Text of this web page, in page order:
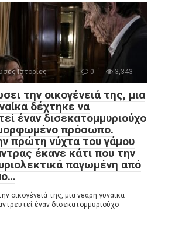
Ιστορίες 0 3,343
την οικογένειά της, μια
δέχτηκε να
έναν δισεκατομμυριούχο
πρόσωπο.
πρώτη νύχτα του γάμου
έκανε κάτι που την
παγωμένη από
οικογένειά της, μια νεαρή γυναίκα
έναν δισεκατομμυριούχο